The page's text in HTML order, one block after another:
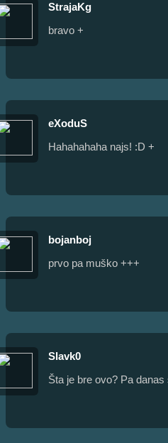
StrajaKg
bravo +
eXoduS
Hahahahaha najs! :D +
bojanboj
prvo pa muško +++
Slavk0
Šta je bre ovo? Pa